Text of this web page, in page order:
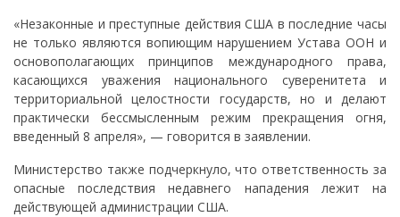
«Незаконные и преступные действия США в последние часы
не только являются вопиющим нарушением Устава ООН и
основополагающих принципов международного права,
касающихся уважения национального суверенитета и
территориальной целостности государств, но и делают
практически бессмысленным режим прекращения огня,
введенный 8 апреля», — говорится в заявлении.
Министерство также подчеркнуло, что ответственность за
опасные последствия недавнего нападения лежит на
действующей администрации США.